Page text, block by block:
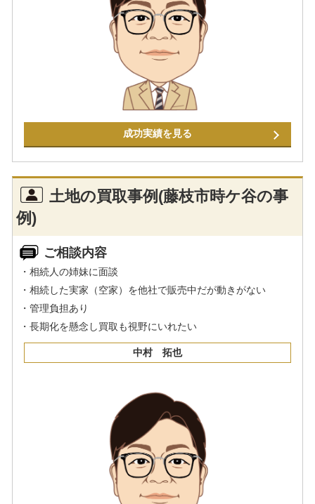
成功実績を見る
土地の買取事例(藤枝市時ケ谷の事
例)
ご相談内容
・相続人の姉妹に面談
・相続した実家（空家）を他社で販売中だが動きがない
・管理負担あり
・長期化を懸念し買取も視野にいれたい
中村 拓也